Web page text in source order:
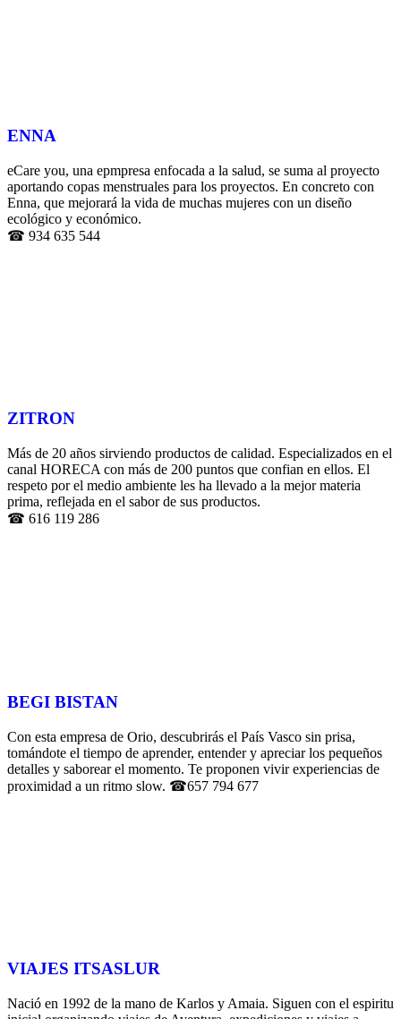
ENNA
eCare you, una epmpresa enfocada a la salud, se suma al proyecto
aportando copas menstruales para los proyectos. En concreto con
Enna, que mejorará la vida de muchas mujeres con un diseño
ecológico y económico.
☎ 934 635 544
ZITRON
Más de 20 años sirviendo productos de calidad. Especializados en el
canal HORECA con más de 200 puntos que confian en ellos. El
respeto por el medio ambiente les ha llevado a la mejor materia
prima, reflejada en el sabor de sus productos.
☎ 616 119 286
BEGI BISTAN
Con esta empresa de Orio, descubrirás el País Vasco sin prisa,
tomándote el tiempo de aprender, entender y apreciar los pequeños
detalles y saborear el momento. Te proponen vivir experiencias de
proximidad a un ritmo slow. ☎657 794 677
VIAJES ITSASLUR
Nació en 1992 de la mano de Karlos y Amaia. Siguen con el espiritu